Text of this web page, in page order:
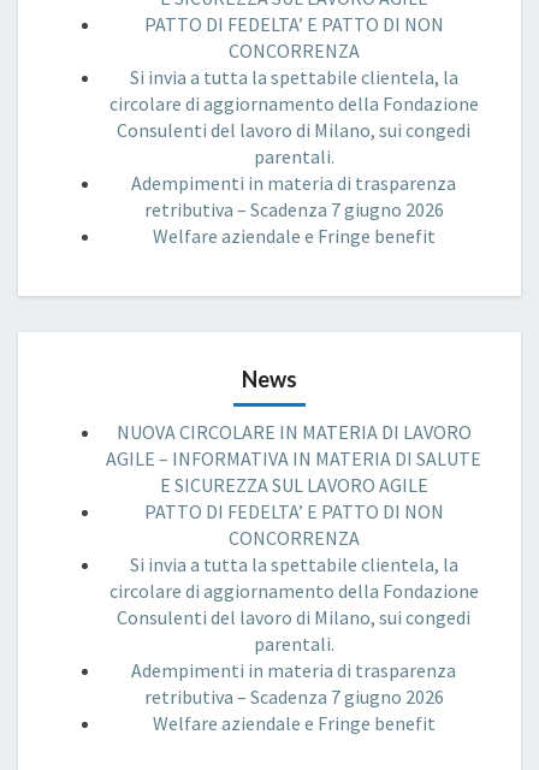
PATTO DI FEDELTA’ E PATTO DI NON
CONCORRENZA
Si invia a tutta la spettabile clientela, la
circolare di aggiornamento della Fondazione
Consulenti del lavoro di Milano, sui congedi
parentali.
Adempimenti in materia di trasparenza
retributiva – Scadenza 7 giugno 2026
Welfare aziendale e Fringe benefit
News
NUOVA CIRCOLARE IN MATERIA DI LAVORO
AGILE – INFORMATIVA IN MATERIA DI SALUTE
E SICUREZZA SUL LAVORO AGILE
PATTO DI FEDELTA’ E PATTO DI NON
CONCORRENZA
Si invia a tutta la spettabile clientela, la
circolare di aggiornamento della Fondazione
Consulenti del lavoro di Milano, sui congedi
parentali.
Adempimenti in materia di trasparenza
retributiva – Scadenza 7 giugno 2026
Welfare aziendale e Fringe benefit